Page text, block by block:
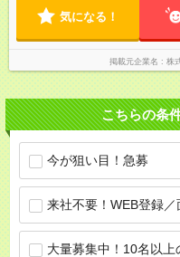
※勤務時間が8:30～
気になる！
掲載元企業名 株
こちらの条
今が狙い目！急募
来社不要！WEB登録／
大量募集中！10名以上